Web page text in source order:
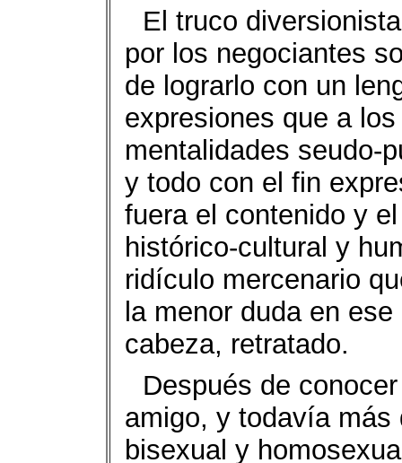
El truco
por los negociantes
de lograrlo con un
expresiones que a
mentalidades seudo-
y todo con el fin
fuera el contenido y
histórico-cultural y
ridículo mercenario
la menor duda en
cabeza, retratado.
Después de
amigo, y todavía más
bisexual y